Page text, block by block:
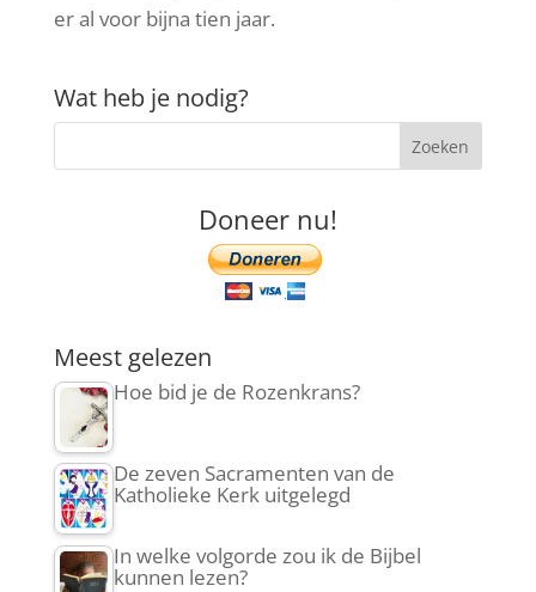
er al voor bijna tien jaar.
Wat heb je nodig?
Doneer nu!
Meest gelezen
Hoe bid je de Rozenkrans?
De zeven Sacramenten van de
Katholieke Kerk uitgelegd
In welke volgorde zou ik de Bijbel
kunnen lezen?